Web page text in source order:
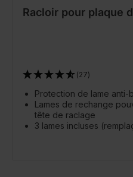
Racloir pour plaque
(27)
Protection de lame anti-
Lames de rechange
tête de raclage
3 lames incluses